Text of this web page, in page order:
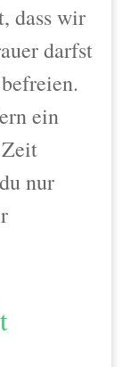
dass wir
darfst
ein
nur